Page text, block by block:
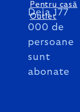
Deja 177
000 de
persoane
sunt
abonate
Pentru casă
Outlet